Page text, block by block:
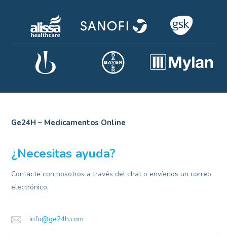
Ge24H – Medicamentos Online
¿Necesitas ayuda?
Contacte con nosotros a través del chat o envíenos un correo
electrónico.
info@ge24h.com